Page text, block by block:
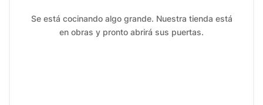
Se está cocinando algo grande. Nuestra tienda está
en obras y pronto abrirá sus puertas.